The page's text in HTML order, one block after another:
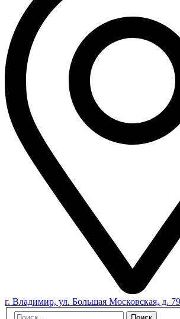
г. Владимир, ул. Большая Московская, д. 79